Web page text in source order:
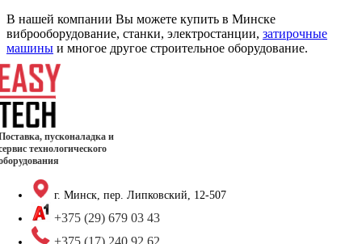
В нашей компании Вы можете купить в Минске
виброоборудование, станки, электростанции, затирочные
машины и многое другое строительное оборудование.
пусконаладка и
технологического
г. Минск, пер. Липковский, 12-507
+375 (29) 679 03 43